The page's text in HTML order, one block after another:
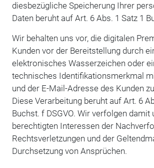
diesbezügliche Speicherung Ihrer
Daten beruht auf Art. 6 Abs. 1 Satz 1
Wir behalten uns vor, die digitalen
Kunden vor der Bereitstellung durch
elektronisches Wasserzeichen oder
technisches Identifikationsmerkmal
und der E-Mail-Adresse des Kunden
Diese Verarbeitung beruht auf Art. 6
Buchst. f DSGVO. Wir verfolgen damit
berechtigten Interessen der
Rechtsverletzungen und der
Durchsetzung von Ansprüchen.